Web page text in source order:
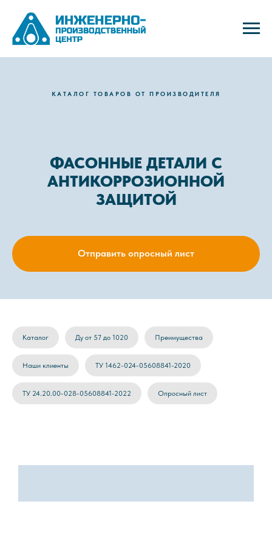
КАТАЛОГ ТОВАРОВ ОТ ПРОИЗВОДИТЕЛЯ
ФАСОННЫЕ ДЕТАЛИ С
АНТИКОРРОЗИОННОЙ
ЗАЩИТОЙ
Отправить опросный лист
Каталог Ду от 57 до 1020 Преимущества
Наши клиенты ТУ 1462-024-05608841-2020
ТУ 24.20.00-028-05608841-2022 Опросный лист